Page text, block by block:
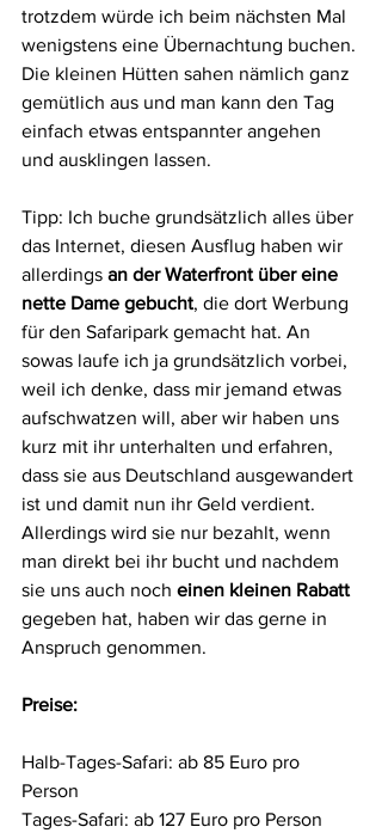
trotzdem würde ich beim nächsten Mal
wenigstens eine Übernachtung buchen.
Die kleinen Hütten sahen nämlich ganz
gemütlich aus und man kann den Tag
einfach etwas entspannter angehen
und ausklingen lassen.
Tipp: Ich buche grundsätzlich alles über
das Internet, diesen Ausflug haben wir
allerdings an der Waterfront über eine
nette Dame gebucht, die dort Werbung
für den Safaripark gemacht hat. An
sowas laufe ich ja grundsätzlich vorbei,
weil ich denke, dass mir jemand etwas
aufschwatzen will, aber wir haben uns
kurz mit ihr unterhalten und erfahren,
dass sie aus Deutschland ausgewandert
ist und damit nun ihr Geld verdient.
Allerdings wird sie nur bezahlt, wenn
man direkt bei ihr bucht und nachdem
sie uns auch noch einen kleinen Rabatt
gegeben hat, haben wir das gerne in
Anspruch genommen.
Preise:
Halb-Tages-Safari: ab 85 Euro pro
Person
Tages-Safari: ab 127 Euro pro Person